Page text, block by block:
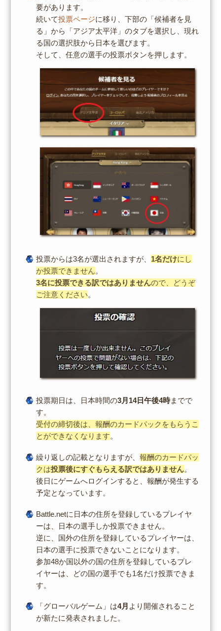
要があります。
続いて投票ページに移り、下部の「候補者を見
る」から「アジア太平洋」のタブを選択し、現れ
る国の選択肢から日本を選びます。
そして、任意の選手の投票ボタンを押します。
投票からは3名が選出されますが、 1名だけにし
か投票できません。
3名に投票できる訳ではありませんので、どうぞ
ご注意ください。
投票期日は、日本時間の3月14日午後4時までで
す。
受付の締切後は、報酬のカードパックをもらうこ
とができなくなります。
繰り返しの記載となりますが、 報酬のカードパッ
クは投票後にすぐもらえる訳ではありません。
後日にゲームへログインすると、報酬が発生する
予定となっています。
Battle.netに日本の住所を登録しているプレイヤ
ーは、日本の選手しか投票できません。
逆に、国外の住所を登録しているプレイヤーは、
日本の選手に投票できないことになります。
参加48か国以外の国の住所を登録しているプレ
イヤーは、どの国の選手でも1名だけ投票できま
す。
「グローバルゲーム」は4月 より開催されること
が新たに発表されました。